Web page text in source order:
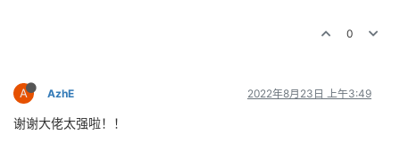
0
A AzhE 2022年8月23日 上午3:49
谢谢大佬太强啦！！